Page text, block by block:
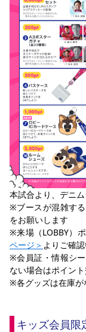
本試合より、デニ
※ブースが混雑す
をお願いします
※来場（LOBBY）
ページ＞ よりご確
※会員証・情報シ
ない場合はポイン
※各グッズは在庫が
キッズ会員限